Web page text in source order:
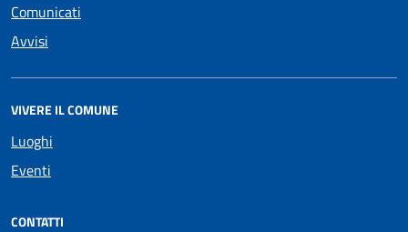
Comunicati
Avvisi
VIVERE IL COMUNE
Luoghi
Eventi
CONTATTI